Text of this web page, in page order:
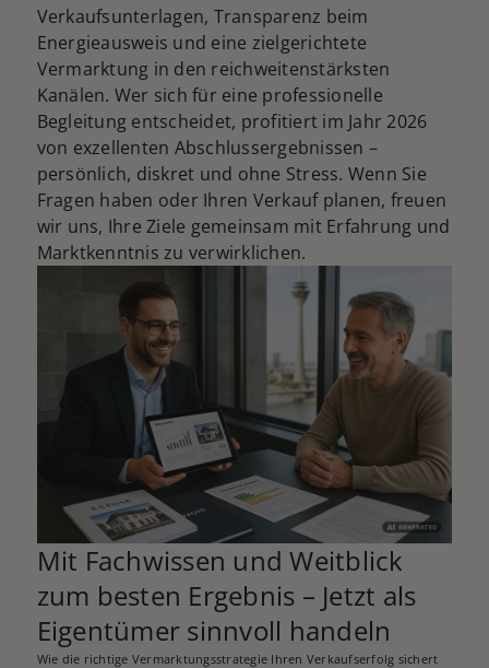
Verkaufsunterlagen, Transparenz beim
Energieausweis und eine zielgerichtete
Vermarktung in den reichweitenstärksten
Kanälen. Wer sich für eine professionelle
Begleitung entscheidet, profitiert im Jahr 2026
von exzellenten Abschlussergebnissen –
persönlich, diskret und ohne Stress. Wenn Sie
Fragen haben oder Ihren Verkauf planen, freuen
wir uns, Ihre Ziele gemeinsam mit Erfahrung und
Marktkenntnis zu verwirklichen.
Mit Fachwissen und Weitblick
zum besten Ergebnis – Jetzt als
Eigentümer sinnvoll handeln
Wie die richtige Vermarktungsstrategie Ihren Verkaufserfolg sichert